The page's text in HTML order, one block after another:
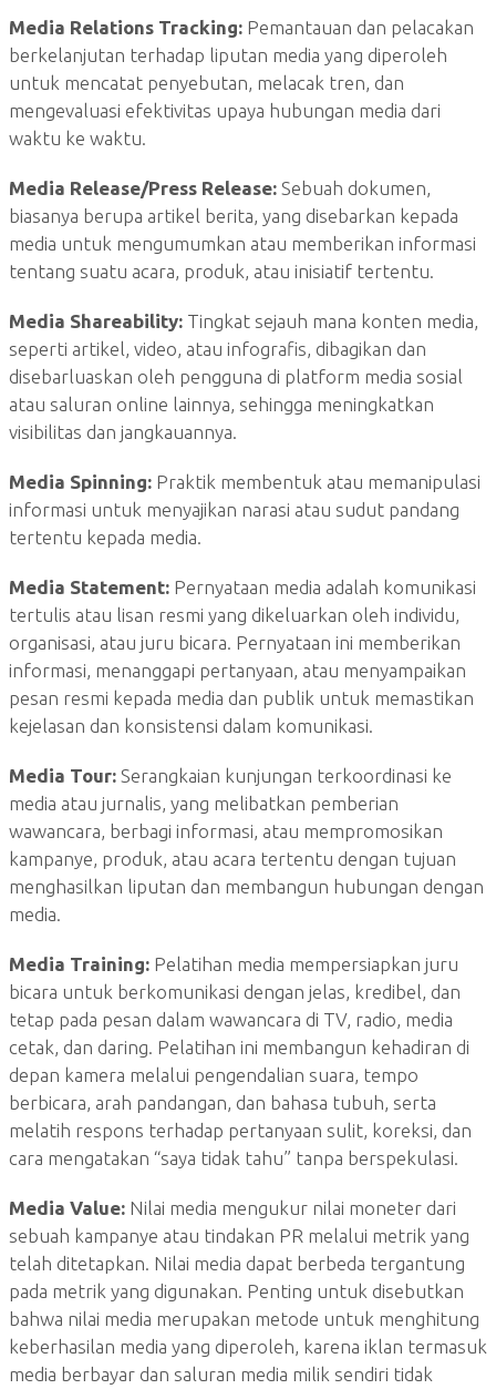
Media Relations Tracking: Pemantauan dan pelacakan
berkelanjutan terhadap liputan media yang diperoleh
untuk mencatat penyebutan, melacak tren, dan
mengevaluasi efektivitas upaya hubungan media dari
waktu ke waktu.
Media Release/Press Release: Sebuah dokumen,
biasanya berupa artikel berita, yang disebarkan kepada
media untuk mengumumkan atau memberikan informasi
tentang suatu acara, produk, atau inisiatif tertentu.
Media Shareability: Tingkat sejauh mana konten media,
seperti artikel, video, atau infografis, dibagikan dan
disebarluaskan oleh pengguna di platform media sosial
atau saluran online lainnya, sehingga meningkatkan
visibilitas dan jangkauannya.
Media Spinning: Praktik membentuk atau memanipulasi
informasi untuk menyajikan narasi atau sudut pandang
tertentu kepada media.
Media Statement: Pernyataan media adalah komunikasi
tertulis atau lisan resmi yang dikeluarkan oleh individu,
organisasi, atau juru bicara. Pernyataan ini memberikan
informasi, menanggapi pertanyaan, atau menyampaikan
pesan resmi kepada media dan publik untuk memastikan
kejelasan dan konsistensi dalam komunikasi.
Media Tour: Serangkaian kunjungan terkoordinasi ke
media atau jurnalis, yang melibatkan pemberian
wawancara, berbagi informasi, atau mempromosikan
kampanye, produk, atau acara tertentu dengan tujuan
menghasilkan liputan dan membangun hubungan dengan
media.
Media Training: Pelatihan media mempersiapkan juru
bicara untuk berkomunikasi dengan jelas, kredibel, dan
tetap pada pesan dalam wawancara di TV, radio, media
cetak, dan daring. Pelatihan ini membangun kehadiran di
depan kamera melalui pengendalian suara, tempo
berbicara, arah pandangan, dan bahasa tubuh, serta
melatih respons terhadap pertanyaan sulit, koreksi, dan
cara mengatakan “saya tidak tahu” tanpa berspekulasi.
Media Value: Nilai media mengukur nilai moneter dari
sebuah kampanye atau tindakan PR melalui metrik yang
telah ditetapkan. Nilai media dapat berbeda tergantung
pada metrik yang digunakan. Penting untuk disebutkan
bahwa nilai media merupakan metode untuk menghitung
keberhasilan media yang diperoleh, karena iklan termasuk
media berbayar dan saluran media milik sendiri tidak